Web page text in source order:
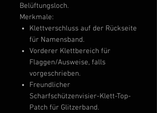
Belüftungsloch.
Merkmale:
Klettverschluss auf der Rückseite
für Namensband.
Vorderer Klettbereich für
Flaggen/Ausweise, falls
vorgeschrieben.
Freundlicher
Scharfschützenvisier-Klett-Top-
Patch für Glitzerband.